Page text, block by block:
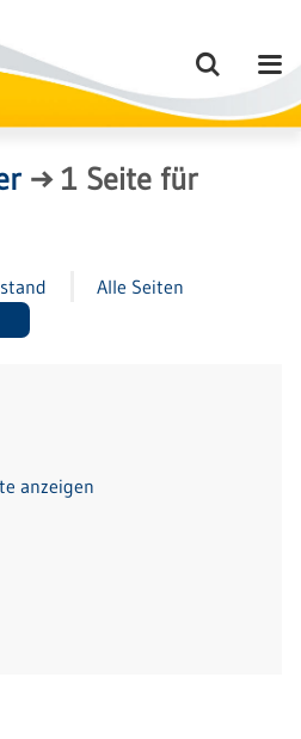
→1 Seite für
Alle Seiten
anzeigen